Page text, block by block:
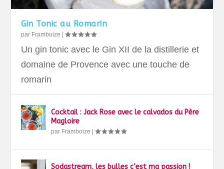
Gin Tonic au Romarin
par Framboize |
Un gin tonic avec le Gin XII de la distillerie et
domaine de Provence avec une touche de
romarin
Cocktail : Jack Rose avec le calvados du Père
Magloire
par Framboize |
Sodastream, les bulles c’est ma passion !